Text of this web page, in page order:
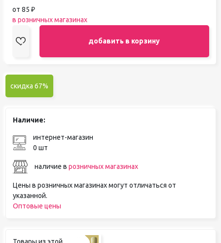
от 85 ₽
в розничных магазинах
добавить в корзину
скидка 67%
Наличие:
интернет-магазин
0 шт
наличие в розничных магазинах
Цены в розничных магазинах могут отличаться от
указанной.
Оптовые цены
Товары из этой